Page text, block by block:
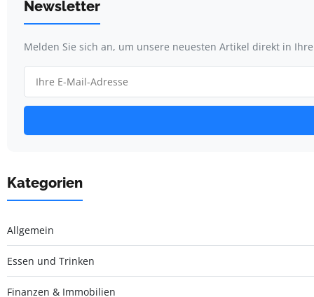
Newsletter
Melden Sie sich an, um unsere neuesten Artikel direkt in
Kategorien
Allgemein
Essen und Trinken
Finanzen & Immobilien